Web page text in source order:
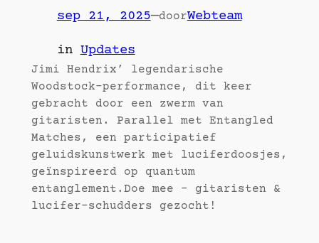
sep 21, 2025—doorWebteam
inUpdates
Jimi Hendrix’ legendarische
Woodstock-performance, dit keer
gebracht door een zwerm van
gitaristen. Parallel met Entangled
Matches, een participatief
geluidskunstwerk met luciferdoosjes,
geïnspireerd op quantum
entanglement.Doe mee – gitaristen &
lucifer-schudders gezocht!